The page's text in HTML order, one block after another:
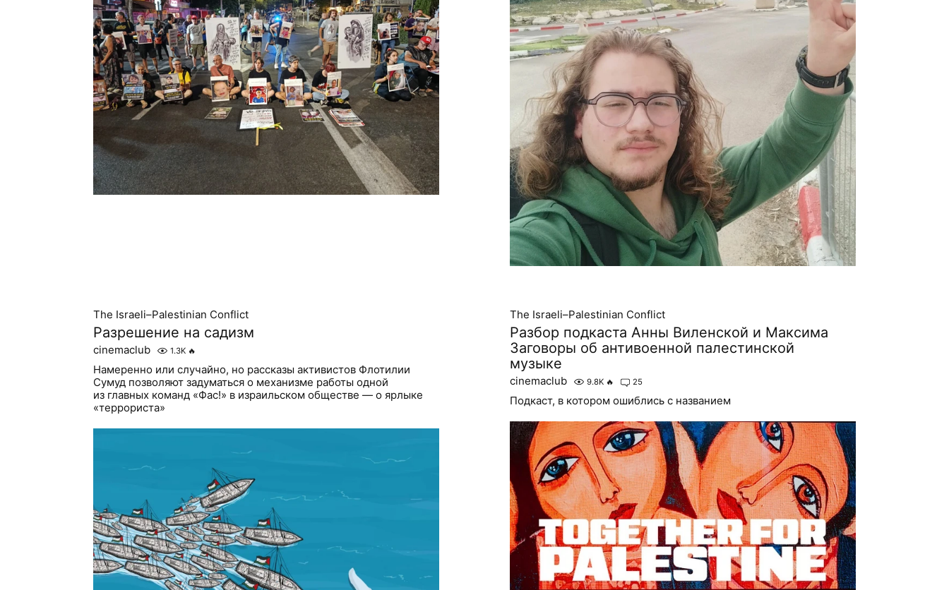
The Israeli–Palestinian Conflict
Разрешение на садизм
cinemaclub 1.3K 🔥
Намеренно или случайно, но рассказы активистов Флотилии
Сумуд позволяют задуматься о механизме работы одной
из главных команд «Фас!» в израильском обществе — о ярлыке
«террориста»
The Israeli–Palestinian Conflict
Разбор подкаста Анны Виленской и Максима
Заговоры об антивоенной палестинской
музыке
cinemaclub 9.8K 🔥 25
Подкаст, в котором ошиблись с названием